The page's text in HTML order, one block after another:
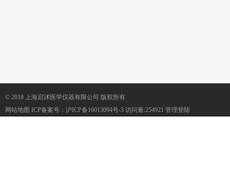
© 2018 上海启沭医学仪器有限公司 版权所有
网站地图 ICP备案号： 沪ICP备16013094号-3 访问量:254921 管理登陆